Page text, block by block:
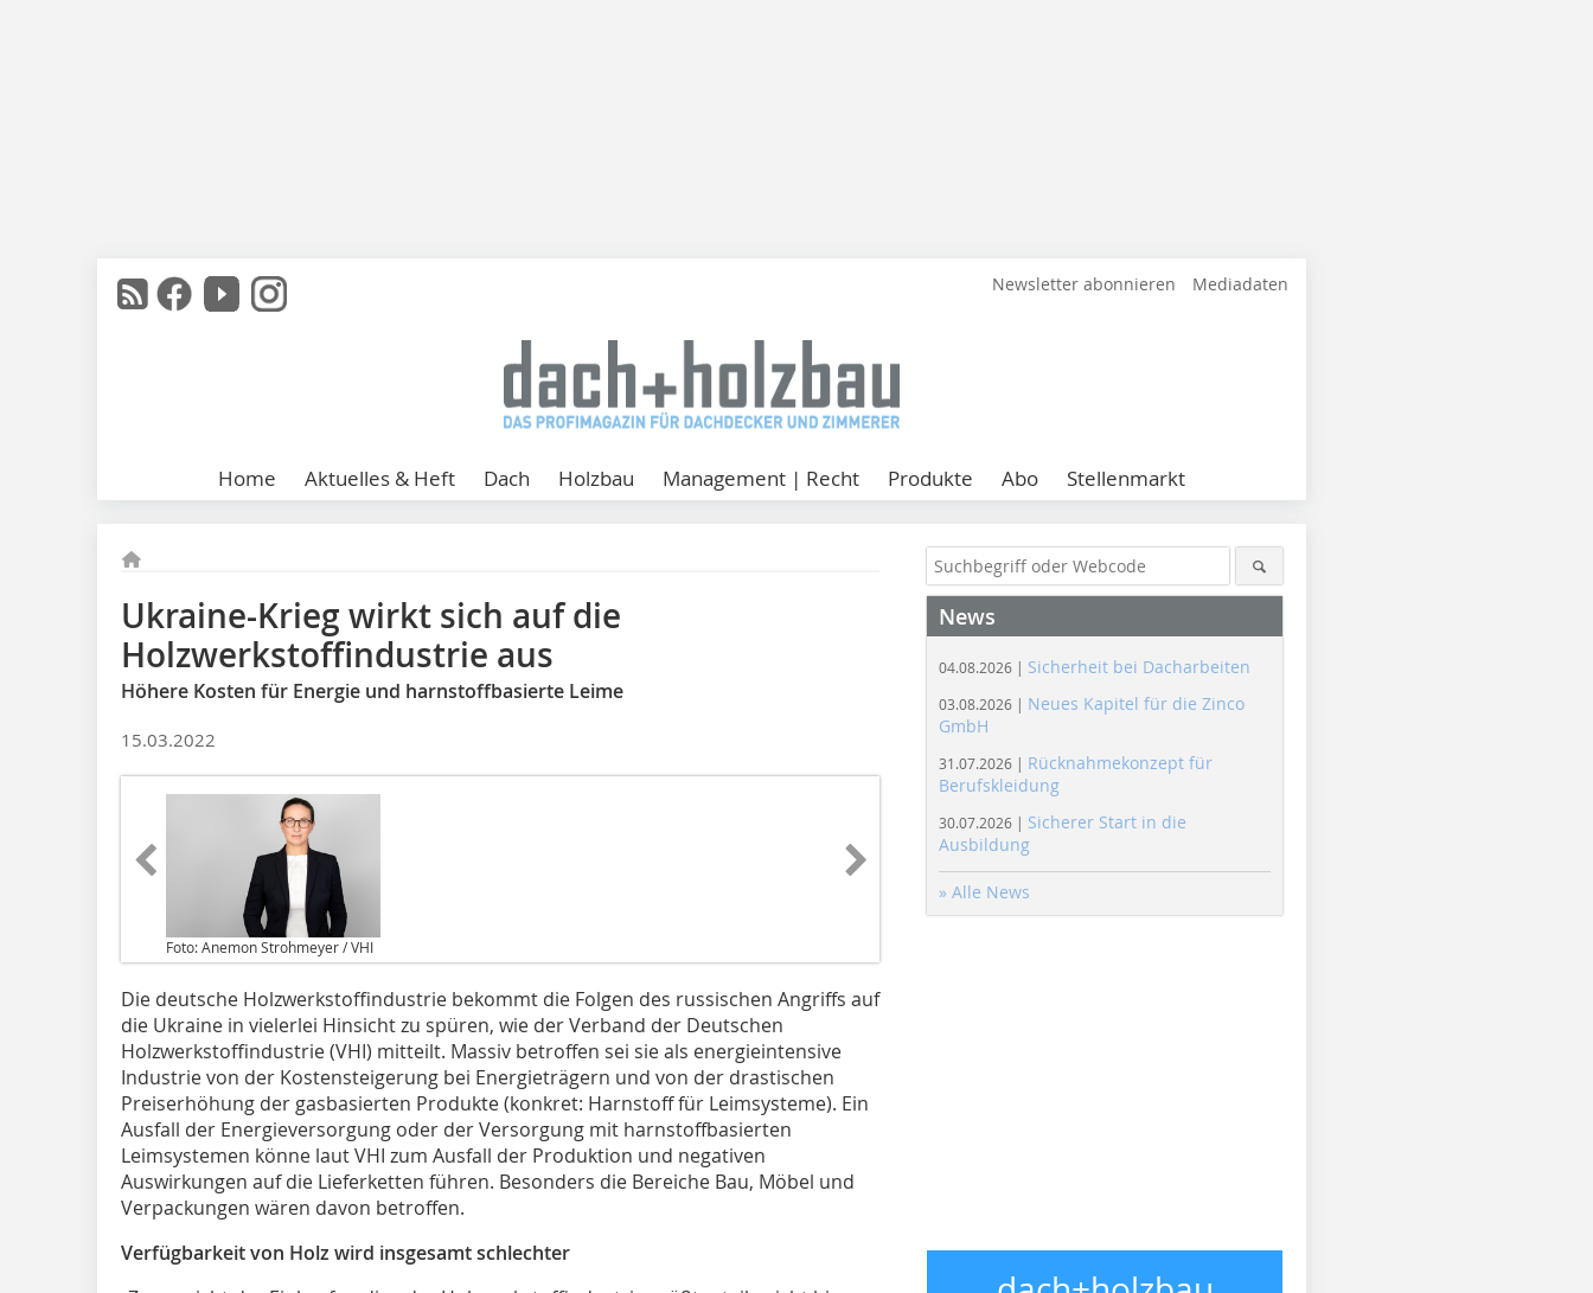
Newsletter abonnieren Mediadaten
Home Aktuelles & Heft Dach Holzbau Management | Recht Produkte Abo Stellenmarkt
Ukraine-Krieg wirkt sich auf die
Holzwerkstoffindustrie aus
Höhere Kosten für Energie und harnstoffbasierte Leime
15.03.2022
Foto: Anemon Strohmeyer / VHI
Die deutsche Holzwerkstoffindustrie bekommt die Folgen des russischen Angriffs auf
die Ukraine in vielerlei Hinsicht zu spüren, wie der Verband der Deutschen
Holzwerkstoffindustrie (VHI) mitteilt. Massiv betroffen sei sie als energieintensive
Industrie von der Kostensteigerung bei Energieträgern und von der drastischen
Preiserhöhung der gasbasierten Produkte (konkret: Harnstoff für Leimsysteme). Ein
Ausfall der Energieversorgung oder der Versorgung mit harnstoffbasierten
Leimsystemen könne laut VHI zum Ausfall der Produktion und negativen
Auswirkungen auf die Lieferketten führen. Besonders die Bereiche Bau, Möbel und
Verpackungen wären davon betroffen.
Verfügbarkeit von Holz wird insgesamt schlechter
News
04.08.2026 | Sicherheit bei Dacharbeiten
03.08.2026 | Neues Kapitel für die Zinco
GmbH
31.07.2026 | Rücknahmekonzept für
Berufskleidung
30.07.2026 | Sicherer Start in die
Ausbildung
» Alle News